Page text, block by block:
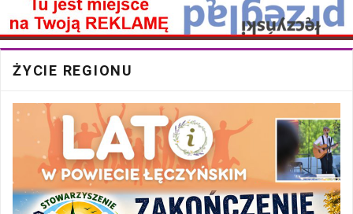
ŻYCIE REGIONU